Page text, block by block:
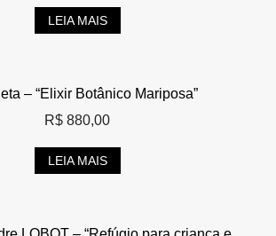
LEIA MAIS
– “Elixir Botânico Mariposa”
R$ 880,00
LEIA MAIS